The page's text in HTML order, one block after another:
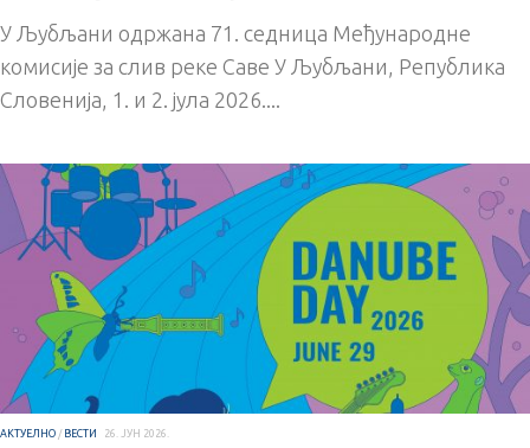
У Љубљани одржана 71. седница Међународне
комисије за слив реке Саве У Љубљани, Република
Словенија, 1. и 2. јула 2026....
АКТУЕЛНО / ВЕСТИ 26. ЈУН 2026.